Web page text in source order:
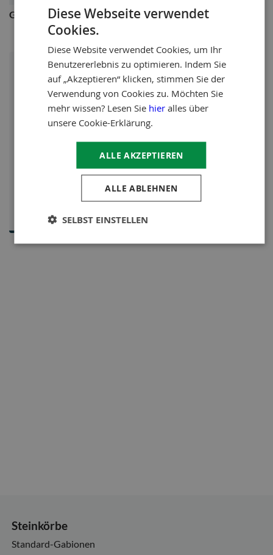
Gerüstrohr
Steigerbuis 2m
Brauchen Sie Rat von unseren
Spezialisten?
Unser Team steht Ihnen werktags von 08:30 bis
17:00 Uhr zur Verfügung
Steinkörbe
Standard-Gabionen
Diese Webseite verwendet
Cookies.
Diese Website verwendet Cookies, um Ihr
Benutzererlebnis zu optimieren. Indem Sie
auf „Akzeptieren“ klicken, stimmen Sie der
Verwendung von Cookies zu. Möchten Sie
mehr wissen? Lesen Sie hieralles über
unsere Cookie-Erklärung.
ALLE AKZEPTIEREN
ALLE ABLEHNEN
SELBST EINSTELLEN